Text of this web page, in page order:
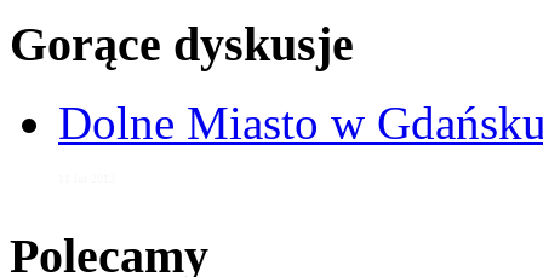
Gorące dyskusje
Dolne Miasto w
Polecamy